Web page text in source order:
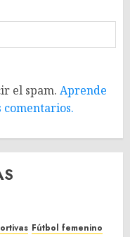
el spam. Aprende
comentarios.
Fútbol femenino